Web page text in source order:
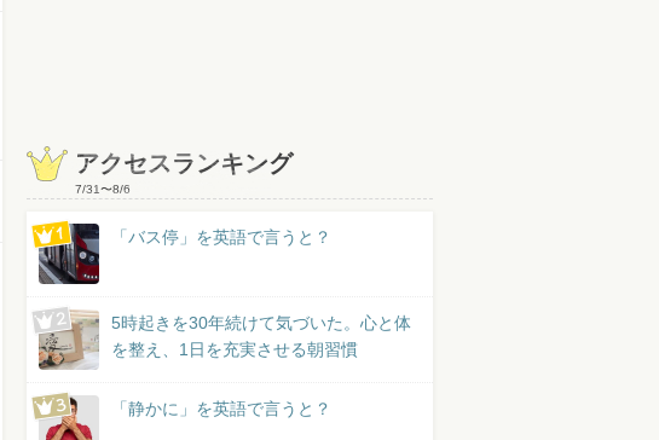
アクセスランキング
7/31〜8/6
「バス停」を英語で言うと？
5時起きを30年続けて気づいた。心と体
を整え、1日を充実させる朝習慣
「静かに」を英語で言うと？